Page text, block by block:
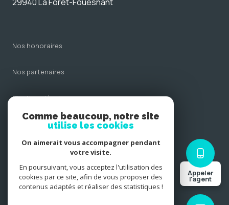
Appeler
l'agent
nos honoraires
nos partenaires
mentions légales
cookies
Comme beaucoup, notre site
utilise les cookies
On aimerait vous accompagner pendant
votre visite.
En poursuivant, vous acceptez l'utilisation des
cookies par ce site, afin de vous proposer des
contenus adaptés et réaliser des statistiques !